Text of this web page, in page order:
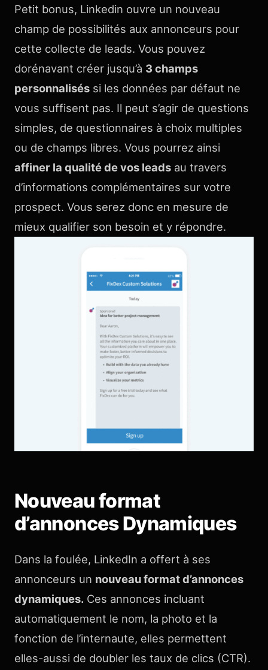
Petit bonus, Linkedin ouvre un nouveau
champ de possibilités aux annonceurs pour
cette collecte de leads. Vous pouvez
dorénavant créer jusqu’à 3 champs
personnalisés si les données par défaut ne
vous suffisent pas. Il peut s’agir de questions
simples, de questionnaires à choix multiples
ou de champs libres. Vous pourrez ainsi
affiner la qualité de vos leads au travers
d’informations complémentaires sur votre
prospect. Vous serez donc en mesure de
mieux qualifier son besoin et y répondre.
Nouveau format
d’annonces Dynamiques
Dans la foulée, LinkedIn a offert à ses
annonceurs un nouveau format d’annonces
dynamiques. Ces annonces incluant
automatiquement le nom, la photo et la
fonction de l’internaute, elles permettent
elles-aussi de doubler les taux de clics (CTR).